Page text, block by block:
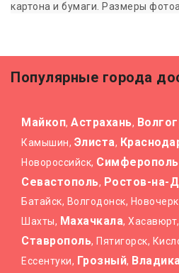
картона и бумаги. Размеры
Популярные города
Майкоп, Астрахань,
Камышин, Элиста,
Новороссийск, Симферополь
Севастополь, Ростов-на-
Батайск, Волгодонск,
Шахты, Махачкала,
Ставрополь, Пятигорск,
Ессентуки, Грозный,